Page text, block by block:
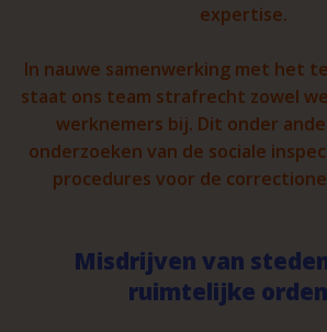
expertise.
In nauwe samenwerking met het
staat ons team strafrecht zowel
werknemers bij. Dit onder
onderzoeken van de sociale
procedures voor de
Misdrijven van
ruimtelijke